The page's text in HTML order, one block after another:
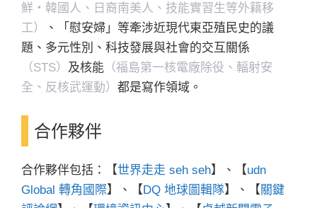
鮮・韓國人、日裔南美人、技能實習生等外籍移
工）
、「慰安婦」等牽涉近現代東亞殖民史的議
題、多元性別、科技發展與社會的交互關係
（STS） 及核能 （福島第一核電廠除役、輻射安
全、反核武運動） 都是寫作領域。
合作夥伴
合作夥伴包括：【世界走走 seh seh】、【udn
Global 轉角國際】、【DQ 地球圖輯隊】、【關鍵